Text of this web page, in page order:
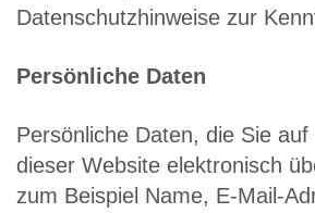
Datenschutzhinweise zur
Persönliche Daten
Persönliche Daten, die Sie auf
dieser Website elektronisch
zum Beispiel Name, E-Mail-